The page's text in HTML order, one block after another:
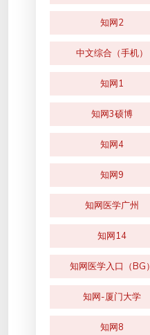
知网2
中文综合（手机）
知网1
知网3硕博
知网4
知网9
知网医学广州
知网14
知网医学入口（BG）
知网-厦门大学
知网8